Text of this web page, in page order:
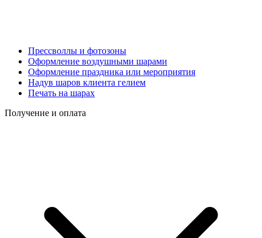
Прессволлы и фотозоны
Оформление воздушными шарами
Оформление праздника или мероприятия
Надув шаров клиента гелием
Печать на шарах
Получение и оплата